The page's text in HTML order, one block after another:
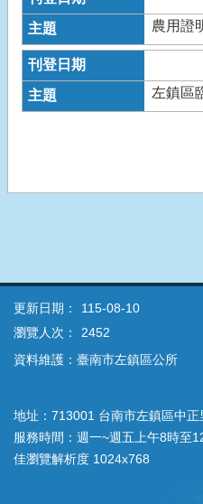
農用證
左鎮區
更新日期：
115-08-10
瀏覽人次：
2452
資料維護：臺南市左鎮區公所
地址：713001 台南市左鎮區中
服務時間：週一~週五上午8時至
佳瀏覽解析度 1024x768